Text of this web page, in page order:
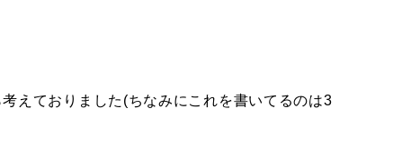
えておりました(ちなみにこれを書いてるのは3